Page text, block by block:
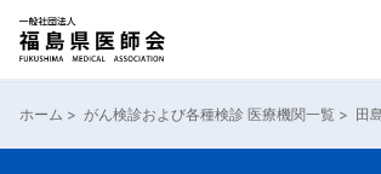
ホーム > がん検診および各種検診 医療機関一覧 > 田